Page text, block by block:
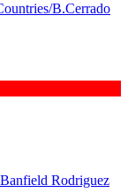
B.Cerrado